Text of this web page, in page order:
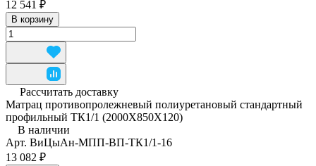
12 541 ₽
В корзину
Рассчитать доставку
Матрац противопролежневый полиуретановый стандартный
профильный ТК1/1 (2000Х850Х120)
В наличии
Арт. ВиЦыАн-МПП-ВП-ТК1/1-16
13 082 ₽